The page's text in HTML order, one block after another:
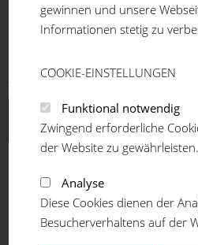
SYSTEME
Bodenelemente
Transport- und
Aluprofilsystem
Profilreihe 16
Profilreihe 20
Profilreihe 30
Profilreihe 40
gewinnen und unsere
Informationen stetig zu
COOKIE-EINSTELLUNGEN
Funktional notwendig
Zwingend erforderliche
der Website zu gewährleisten.
Analyse
Diese Cookies dienen der
Besucherverhaltens auf der